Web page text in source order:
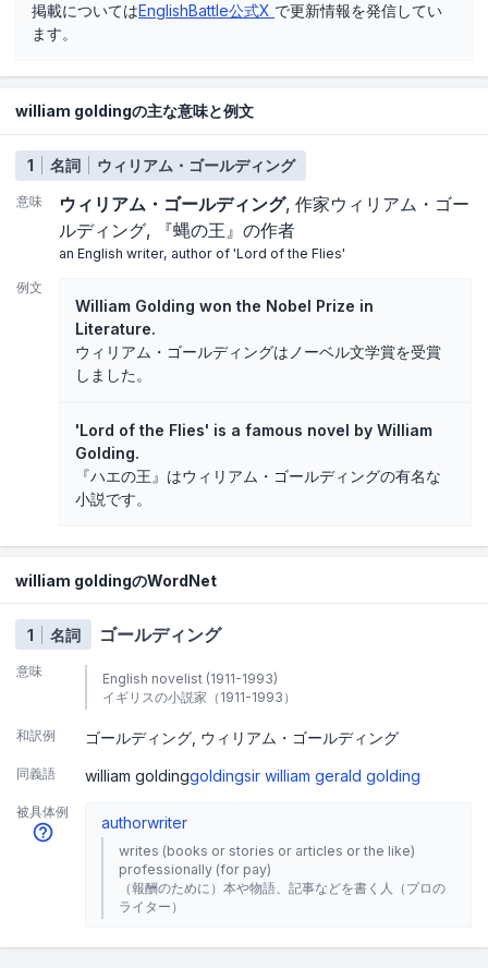
掲載についてはEnglishBattle公式X で更新情報を発信してい
ます。
william goldingの主な意味と例文
1 名詞 ウィリアム・ゴールディング
意味 ウィリアム・ゴールディング 作家ウィリアム・ゴー
ルディング
『蝿の王』の作者
an English writer, author of 'Lord of the Flies'
例文
William Golding won the Nobel Prize in
Literature.
ウィリアム・ゴールディングはノーベル文学賞を受賞
しました。
'Lord of the Flies' is a famous novel by William
Golding.
『ハエの王』はウィリアム・ゴールディングの有名な
小説です。
william goldingのWordNet
1 名詞 ゴールディング
意味
English novelist (1911-1993)
イギリスの小説家（1911-1993）
和訳例 ゴールディング ウィリアム・ゴールディング
同義語 william goldinggoldingsir william gerald golding
被具体例
authorwriter
writes (books or stories or articles or the like)
professionally (for pay)
（報酬のために）本や物語、記事などを書く人（プロの
ライター）